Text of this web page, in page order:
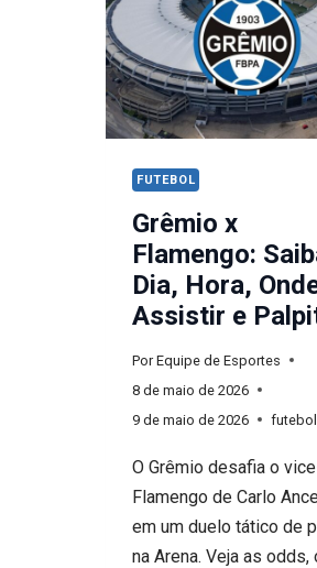
QUEBRA
TABU
DE
100
DIAS
FUTEBOL
Grêmio x
Flamengo:
Dia, Hora,
Assistir e
Por Equipe de Esportes
8 de maio de 2026
9 de maio de 2026
futebol
O Grêmio desafia o
Flamengo de Carlo
em um duelo tático de
na Arena. Veja as odds,